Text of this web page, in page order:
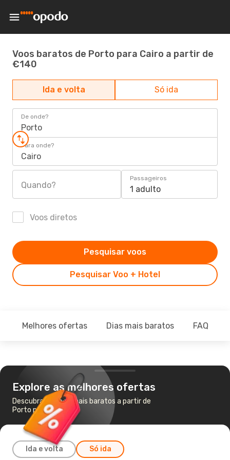
Voos baratos de Porto para Cairo a partir de
€140
Ida e volta Só ida
De onde?
Porto
Para onde?
Cairo
Quando?
Passageiros
1 adulto
Voos diretos
Pesquisar Voo + Hotel
Pesquisar voos
Melhores ofertas Dias mais baratos FAQ
Explore as melhores ofertas
Descubra os voos mais baratos a partir de
Porto para Cairo
Ida e volta Só ida